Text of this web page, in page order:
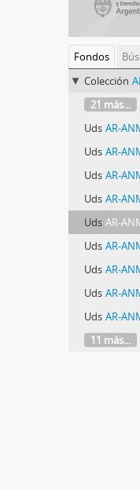
Fondos
Colección
21 más...
Uds AR-ANM-
Uds AR-ANM-
Uds AR-ANM-
Uds AR-ANM-
Uds AR-ANM-TRELEW01-
Uds AR-ANM-
Uds AR-ANM-
Uds AR-ANM-
Uds AR-ANM-
11 más...